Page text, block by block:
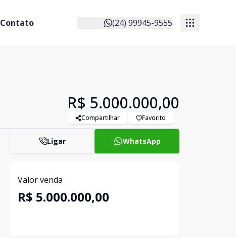
Contato (24) 99945-9555
R$ 5.000.000,00
Compartilhar Favorito
Ligar WhatsApp
Valor venda
R$ 5.000.000,00